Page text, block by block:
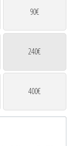
90€
240€
400€